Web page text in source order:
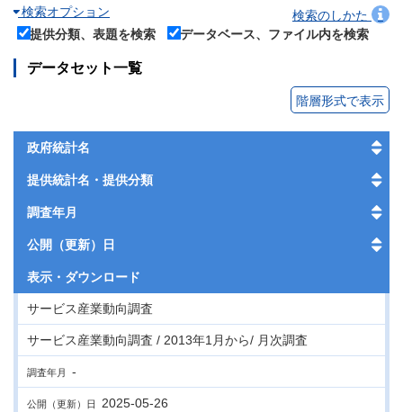
検索オプション
検索のしかた
提供分類、表題を検索
データベース、ファイル内を検索
データセット一覧
階層形式で表示
政府統計名
提供統計名・提供分類
調査年月
公開（更新）日
表示・ ダウンロード
サービス産業動向調査
サービス産業動向調査 / 2013年1月から/ 月次調査
調査年月 -
公開（更新）日 2025-05-26